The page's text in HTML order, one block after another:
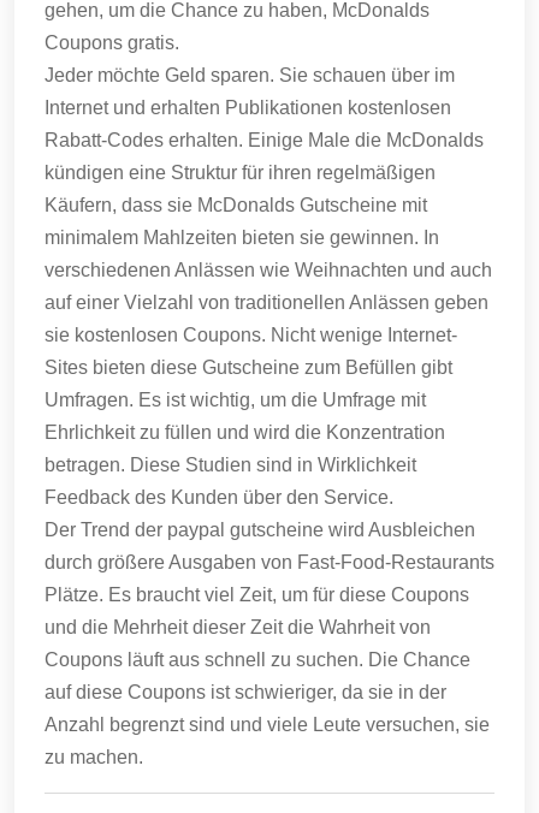
gehen, um die Chance zu haben, McDonalds
Coupons gratis.
Jeder möchte Geld sparen. Sie schauen über im
Internet und erhalten Publikationen kostenlosen
Rabatt-Codes erhalten. Einige Male die McDonalds
kündigen eine Struktur für ihren regelmäßigen
Käufern, dass sie McDonalds Gutscheine mit
minimalem Mahlzeiten bieten sie gewinnen. In
verschiedenen Anlässen wie Weihnachten und auch
auf einer Vielzahl von traditionellen Anlässen geben
sie kostenlosen Coupons. Nicht wenige Internet-
Sites bieten diese Gutscheine zum Befüllen gibt
Umfragen. Es ist wichtig, um die Umfrage mit
Ehrlichkeit zu füllen und wird die Konzentration
betragen. Diese Studien sind in Wirklichkeit
Feedback des Kunden über den Service.
Der Trend der paypal gutscheine wird Ausbleichen
durch größere Ausgaben von Fast-Food-Restaurants
Plätze. Es braucht viel Zeit, um für diese Coupons
und die Mehrheit dieser Zeit die Wahrheit von
Coupons läuft aus schnell zu suchen. Die Chance
auf diese Coupons ist schwieriger, da sie in der
Anzahl begrenzt sind und viele Leute versuchen, sie
zu machen.